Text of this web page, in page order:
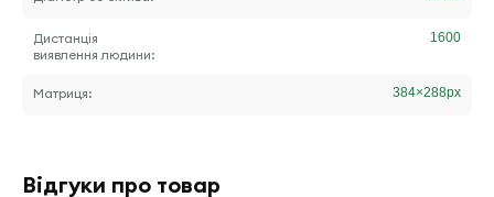
Дистанція
виявлення людини:
1600
Матриця: 384×288px
Відгуки про товар